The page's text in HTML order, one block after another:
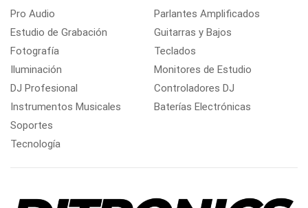
Pro Audio
Estudio de Grabación
Fotografía
Iluminación
DJ Profesional
Instrumentos Musicales
Soportes
Tecnología
Parlantes Amplificados
Guitarras y Bajos
Teclados
Monitores de Estudio
Controladores DJ
Baterías Electrónicas